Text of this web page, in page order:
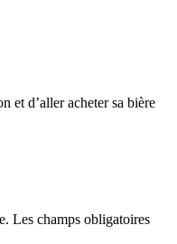
et d’aller acheter sa bière
Les champs obligatoires